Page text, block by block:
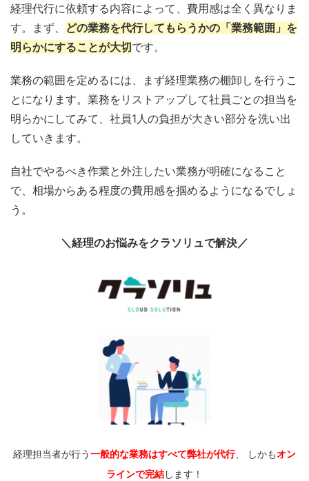
経理代行に依頼する内容によって、費用感は全く異なりま
す。まず、 どの業務を代行してもらうかの「業務範囲」を
明らかにすることが大切です。
業務の範囲を定めるには、まず経理業務の棚卸しを行うこ
とになります。業務をリストアップして社員ごとの担当を
明らかにしてみて、社員1人の負担が大きい部分を洗い出
していきます。
自社でやるべき作業と外注したい業務が明確になること
で、相場からある程度の費用感を掴めるようになるでしょ
う。
＼経理のお悩みをクラソリュで解決／
経理担当者が行う一般的な業務はすべて弊社が代行、 しかもオン
ラインで完結します！